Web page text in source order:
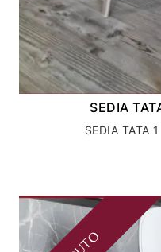
SEDIA
SEDIA TATA